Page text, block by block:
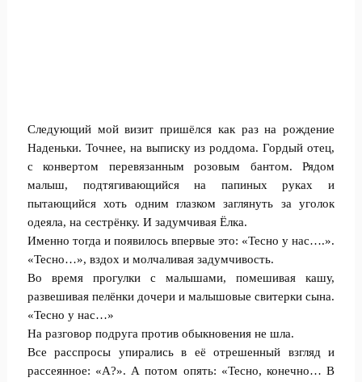
Следующий мой визит пришёлся как раз на рождение
Наденьки. Точнее, на выписку из роддома. Гордый отец,
с конвертом перевязанным розовым бантом. Рядом
малыш, подтягивающийся на папиных руках и
пытающийся хоть одним глазком заглянуть за уголок
одеяла, на сестрёнку. И задумчивая Ёлка.
Именно тогда и появилось впервые это: «Тесно у нас….».
«Тесно…», вздох и молчаливая задумчивость.
Во время прогулки с малышами, помешивая кашу,
развешивая пелёнки дочери и малышовые свитерки сына.
«Тесно у нас…»
На разговор подруга против обыкновения не шла.
Все расспросы упирались в её отрешенный взгляд и
рассеянное: «А?». А потом опять: «Тесно, конечно… В